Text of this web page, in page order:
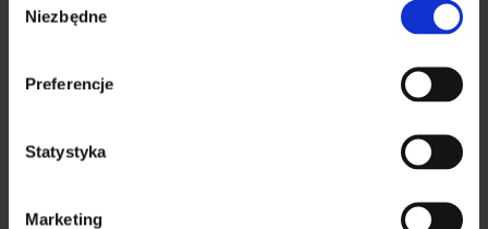
analitycznym. Partnerzy mogą połączyć te informacje z
innymi danymi otrzymanymi od Ciebie lub uzyskanymi
zgody
Niezbędne
Preferencje
Statystyka
Marketing